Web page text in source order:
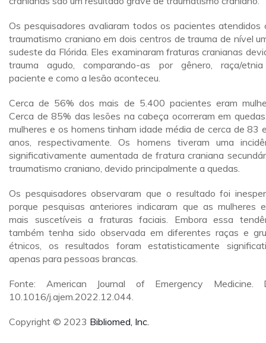
Os pesquisadores avaliaram todos os pacientes atendidos
traumatismo craniano em dois centros de trauma de nível
sudeste da Flórida. Eles examinaram fraturas cranianas
trauma agudo, comparando-as por gênero, raça/
paciente e como a lesão aconteceu.
Cerca de 56% dos mais de 5.400 pacientes eram
Cerca de 85% das lesões na cabeça ocorreram em
mulheres e os homens tinham idade média de cerca de 83
anos, respectivamente. Os homens tiveram uma
significativamente aumentada de fratura craniana
traumatismo craniano, devido principalmente a quedas.
Os pesquisadores observaram que o resultado foi
porque pesquisas anteriores indicaram que as mulheres
mais suscetíveis a fraturas faciais. Embora essa
também tenha sido observada em diferentes raças e
étnicos, os resultados foram estatisticamente
apenas para pessoas brancas.
Fonte: American Journal of Emergency Medicine.
10.1016/j.ajem.2022.12.044.
Copyright © 2023 Bibliomed, Inc.